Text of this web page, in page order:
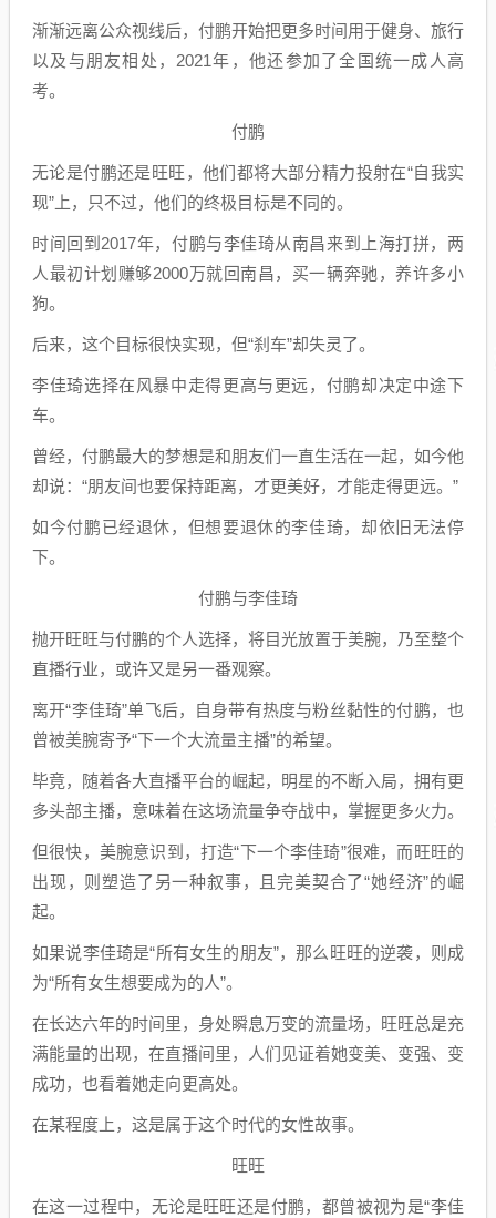
渐渐远离公众视线后，付鹏开始把更多时间用于健身、旅行
以及与朋友相处，2021年，他还参加了全国统一成人高
考。
付鹏
无论是付鹏还是旺旺，他们都将大部分精力投射在“自我实
现”上，只不过，他们的终极目标是不同的。
时间回到2017年，付鹏与李佳琦从南昌来到上海打拼，两
人最初计划赚够2000万就回南昌，买一辆奔驰，养许多小
狗。
后来，这个目标很快实现，但“刹车”却失灵了。
李佳琦选择在风暴中走得更高与更远，付鹏却决定中途下
车。
曾经，付鹏最大的梦想是和朋友们一直生活在一起，如今他
却说：“朋友间也要保持距离，才更美好，才能走得更远。”
如今付鹏已经退休，但想要退休的李佳琦，却依旧无法停
下。
付鹏与李佳琦
抛开旺旺与付鹏的个人选择，将目光放置于美腕，乃至整个
直播行业，或许又是另一番观察。
离开“李佳琦”单飞后，自身带有热度与粉丝黏性的付鹏，也
曾被美腕寄予“下一个大流量主播”的希望。
毕竟，随着各大直播平台的崛起，明星的不断入局，拥有更
多头部主播，意味着在这场流量争夺战中，掌握更多火力。
但很快，美腕意识到，打造“下一个李佳琦”很难，而旺旺的
出现，则塑造了另一种叙事，且完美契合了“她经济”的崛
起。
如果说李佳琦是“所有女生的朋友”，那么旺旺的逆袭，则成
为“所有女生想要成为的人”。
在长达六年的时间里，身处瞬息万变的流量场，旺旺总是充
满能量的出现，在直播间里，人们见证着她变美、变强、变
成功，也看着她走向更高处。
在某程度上，这是属于这个时代的女性故事。
旺旺
在这一过程中，无论是旺旺还是付鹏，都曾被视为是“李佳